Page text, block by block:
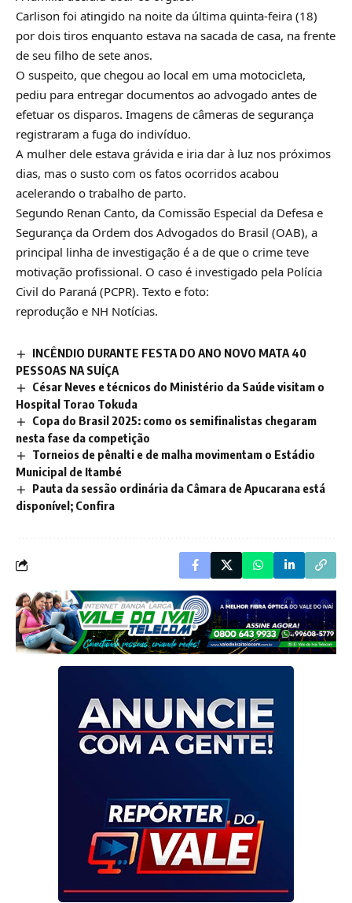
Carlison foi atingido na noite da última quinta-feira (18)
por dois tiros enquanto estava na sacada de casa, na frente
de seu filho de sete anos.
O suspeito, que chegou ao local em uma motocicleta,
pediu para entregar documentos ao advogado antes de
efetuar os disparos. Imagens de câmeras de segurança
registraram a fuga do indivíduo.
A mulher dele estava grávida e iria dar à luz nos próximos
dias, mas o susto com os fatos ocorridos acabou
acelerando o trabalho de parto.
Segundo Renan Canto, da Comissão Especial da Defesa e
Segurança da Ordem dos Advogados do Brasil (OAB), a
principal linha de investigação é a de que o crime teve
motivação profissional. O caso é investigado pela Polícia
Civil do Paraná (PCPR). Texto e foto:
reprodução e NH Notícias.
INCÊNDIO DURANTE FESTA DO ANO NOVO MATA 40
PESSOAS NA SUÍÇA
César Neves e técnicos do Ministério da Saúde visitam o
Hospital Torao Tokuda
Copa do Brasil 2025: como os semifinalistas chegaram
nesta fase da competição
Torneios de pênalti e de malha movimentam o Estádio
Municipal de Itambé
Pauta da sessão ordinária da Câmara de Apucarana está
disponível; Confira